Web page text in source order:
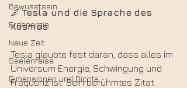
Bewusstsein
Erdenergie
Neue Zeit
Seelenreise
Dimensionen und Dichte
🌌 Tesla und die Sprache des
Kosmos
Tesla glaubte fest daran, dass alles im
Universum Energie, Schwingung und
Frequenz ist. Sein berühmtes Zitat